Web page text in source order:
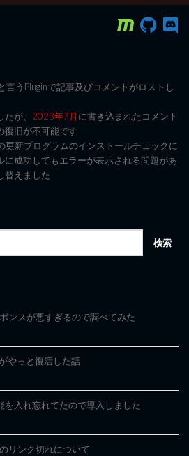
言うPluginで記事及びコメントがロストし
が、 2023年7月に書き込まれたコメント
復旧が不可能です
新プログラムのインストールチェックに
に成功してもエラーが表示される問題があ
替えました
ンスが悪すぎるので調べてみた
やっと復活した話
を入れ忘れてたので導入しました
リンク切れについて